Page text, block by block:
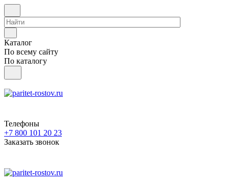
Каталог
По всему сайту
По каталогу
Телефоны
+7 800 101 20 23
Заказать звонок